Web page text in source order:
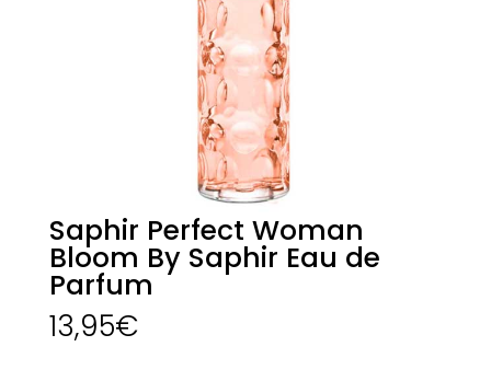
Saphir Perfect Woman
Bloom By Saphir Eau de
Parfum
13,95€